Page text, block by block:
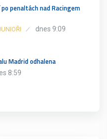
penaltách nad Racingem
dnes 9:09
Madrid odhalena
8:59